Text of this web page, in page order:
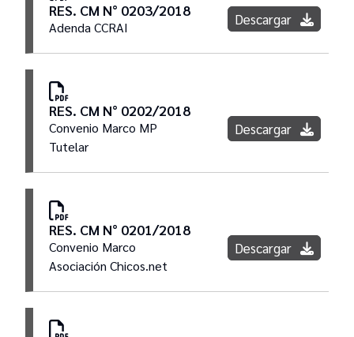
RES. CM N° 0203/2018
Adenda CCRAI Descargar
RES. CM N° 0202/2018
Convenio Marco MP
Tutelar
Descargar
RES. CM N° 0201/2018
Convenio Marco
Asociación Chicos.net
Descargar